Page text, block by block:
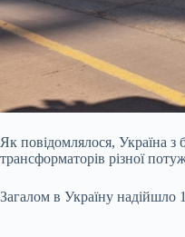
Як повідомлялося, Україна
трансформаторів різної
Загалом в Україну надійшло